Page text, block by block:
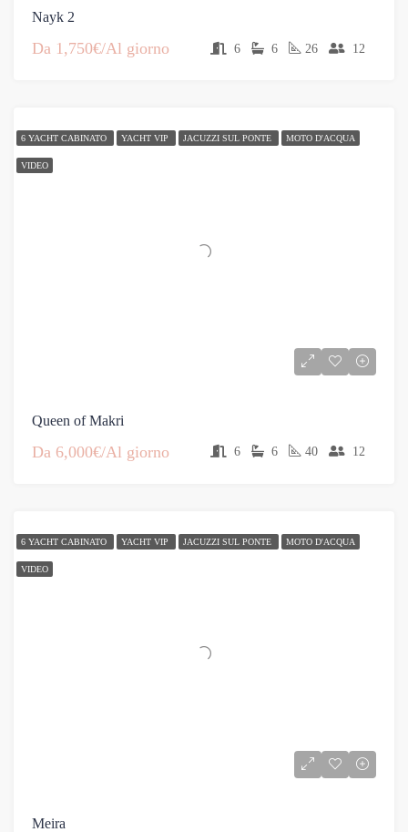
Nayk 2
Da 1,750€/Al giorno 6 6 26 12
6 YACHT CABINATO YACHT VIP JACUZZI SUL PONTE MOTO D'ACQUA
VIDEO
Queen of Makri
Da 6,000€/Al giorno 6 6 40 12
6 YACHT CABINATO YACHT VIP JACUZZI SUL PONTE MOTO D'ACQUA
VIDEO
Meira